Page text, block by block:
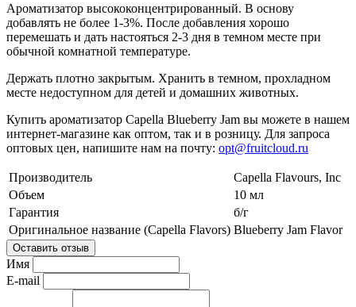
Ароматизатор высококонцентрированный. В основу
добавлять не более 1-3%. После добавления хорошо
перемешать и дать настояться 2-3 дня в темном месте при
обычной комнатной температуре.
Держать плотно закрытым. Хранить в темном, прохладном
месте недоступном для детей и домашних животных.
Купить ароматизатор Capella Blueberry Jam вы можете в нашем
интернет-магазине как оптом, так и в розницу. Для запроса
оптовых цен, напишите нам на почту: opt@fruitcloud.ru
Производитель
Capella Flavours, Inc
Объем
10 мл
Гарантия
б/г
Оригинальное название (Capella Flavors) Blueberry Jam Flavor
Оставить отзыв
Имя
E-mail